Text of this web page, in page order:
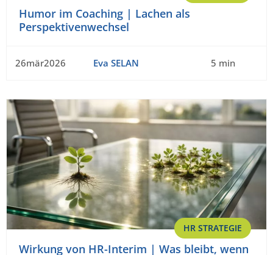
Humor im Coaching | Lachen als
Perspektivenwechsel
26mär2026 Eva SELAN 5 min
HR STRATEGIE
Wirkung von HR-Interim | Was bleibt, wenn